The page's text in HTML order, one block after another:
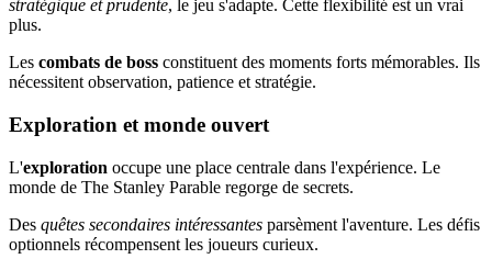
stratégique et prudente, le jeu s'adapte. Cette flexibilité est un vrai
plus.
Les combats de boss constituent des moments forts mémorables. Ils
nécessitent observation, patience et stratégie.
Exploration et monde ouvert
L'exploration occupe une place centrale dans l'expérience. Le
monde de The Stanley Parable regorge de secrets.
Des quêtes secondaires intéressantes parsèment l'aventure. Les défis
optionnels récompensent les joueurs curieux.